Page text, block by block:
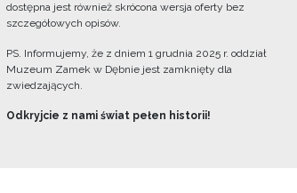
dostępna jest również skrócona wersja oferty bez
szczegółowych opisów.
PS. Informujemy, że z dniem 1 grudnia 2025 r. oddział
Muzeum Zamek w Dębnie jest zamknięty dla
zwiedzających.
Odkryjcie z nami świat pełen historii!